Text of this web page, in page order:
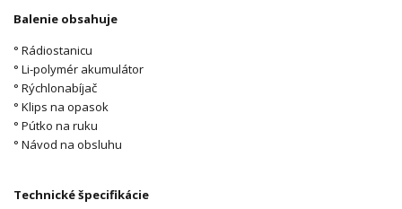
Balenie obsahuje
° Rádiostanicu
° Li-polymér akumulátor
° Rýchlonabíjač
° Klips na opasok
° Pútko na ruku
° Návod na obsluhu
Technické špecifikácie